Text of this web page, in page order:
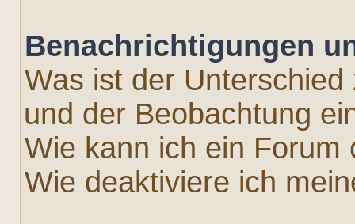
Benachrichtigungen
Was ist der
und der Beobachtung
Wie kann ich ein Forum
Wie deaktiviere ich